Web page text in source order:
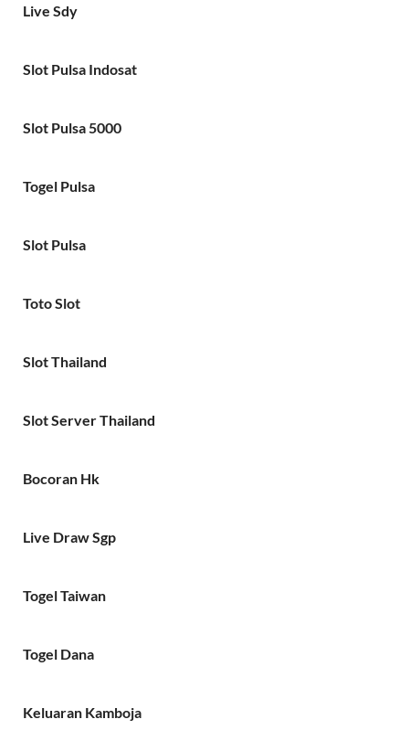
Live Sdy
Slot Pulsa Indosat
Slot Pulsa 5000
Togel Pulsa
Slot Pulsa
Toto Slot
Slot Thailand
Slot Server Thailand
Bocoran Hk
Live Draw Sgp
Togel Taiwan
Togel Dana
Keluaran Kamboja